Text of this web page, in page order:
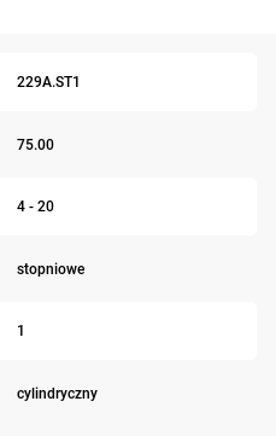
229A.ST1
75.00
4 - 20
stopniowe
1
cylindryczny